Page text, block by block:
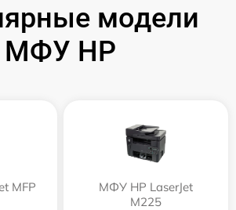
модели
МФУ HP
MFP
МФУ HP LaserJet
M225